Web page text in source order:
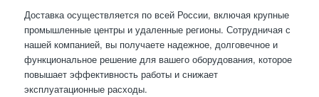
Доставка осуществляется по всей России, включая крупные
промышленные центры и удаленные регионы. Сотрудничая с
нашей компанией, вы получаете надежное, долговечное и
функциональное решение для вашего оборудования, которое
повышает эффективность работы и снижает
эксплуатационные расходы.